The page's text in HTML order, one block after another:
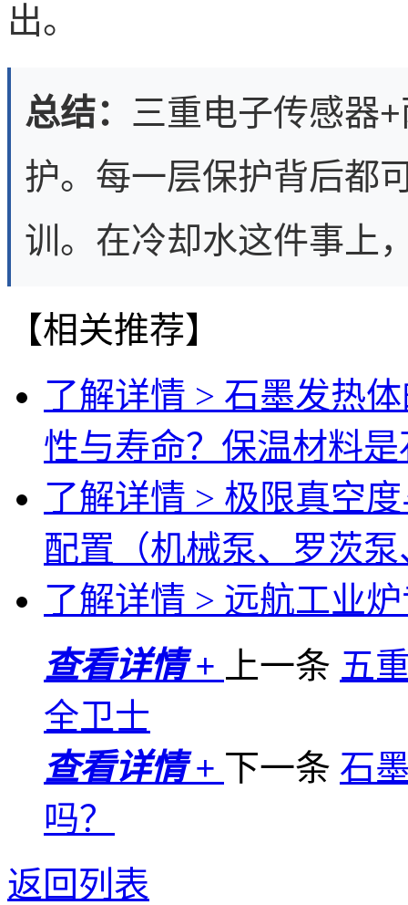
出。
总结： 三重电子传感器
护。每一层保护背后都
训。在冷却水这件事上
【相关推荐】
了解详情 > 石墨发热
性与寿命？保温材料
了解详情 > 极限真空
配置（机械泵、罗茨
了解详情 > 远航工业
查看详情 +
上一条 五
全卫士
查看详情 + 下一条 石
吗？
返回列表